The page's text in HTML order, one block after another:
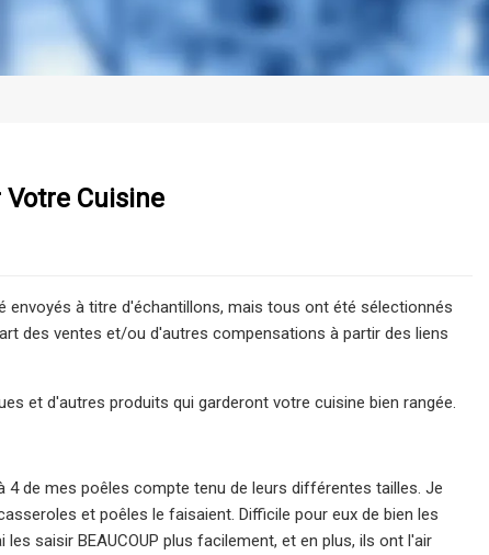
Cuisine
à titre d'échantillons, mais tous ont été sélectionnés
des ventes et/ou d'autres compensations à partir des liens
et d'autres produits qui garderont votre cuisine bien rangée.
de mes poêles compte tenu de leurs différentes tailles. Je
et poêles le faisaient. Difficile pour eux de bien les
saisir BEAUCOUP plus facilement, et en plus, ils ont l'air